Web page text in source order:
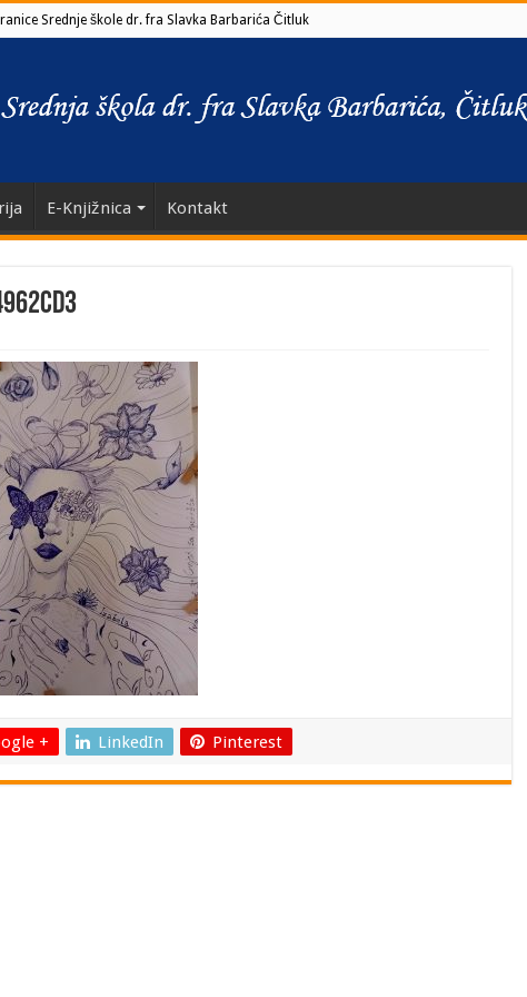
Srednje škole dr. fra Slavka Barbarića Čitluk
E-Knjižnica Kontakt
+ LinkedIn Pinterest